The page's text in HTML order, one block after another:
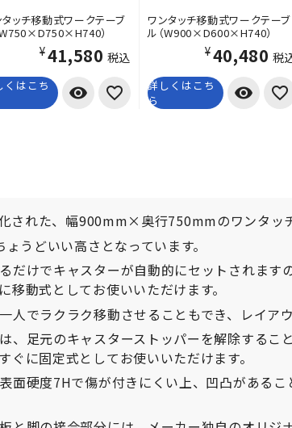
ッチ移動式ワークテーブ
W750×D750×H740）
¥41,580 税込
くはこち
visibility
ワンタッチ移動式ワークテーブ
ル（W900×D600×H740）
¥40,480 税
詳しくはこち
ら
visibility
された、幅900mm×奥行750mmのワンタッ
うどいい高さとなっています。
だけでキャスターが自動的にセットされます
移動式としてお使いいただけます。
人でラクラク移動させることもでき、レイア
、足元のキャスターストッパーを解除するこ
ぐに固定式としてお使いいただけます。
面硬度7Hで傷が付きにくい上、凹凸がある